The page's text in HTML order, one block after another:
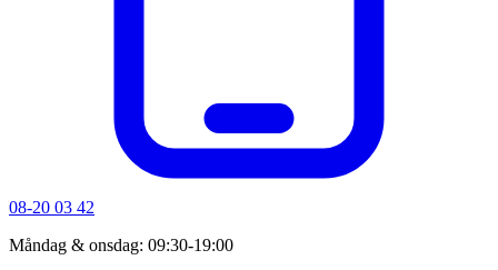
08-20 03 42
Måndag & onsdag: 09:30-19:00